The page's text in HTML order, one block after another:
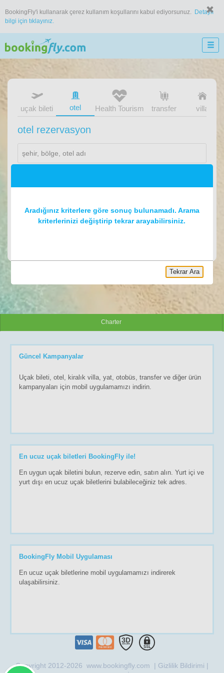
BookingFly'i kullanarak çerez kullanım koşullarını kabul ediyorsunuz.
Detaylı
bilgi için tıklayınız.
uçak bileti otel transfer villa
Health Tourism
otel rezervasyon
1 oda 2 konuk
Charter
Güncel Kampanyalar
Uçak bileti, otel, kiralık villa, yat, otobüs, transfer ve diğer ürün
kampanyaları için mobil uygulamamızı indirin.
En ucuz uçak biletleri BookingFly ile!
En uygun uçak biletini bulun, rezerve edin, satın alın. Yurt içi ve
yurt dışı en ucuz uçak biletlerini bulabileceğiniz tek adres.
BookingFly Mobil Uygulaması
En ucuz uçak biletlerine mobil uygulamamızı indirerek
ulaşabilirsiniz.
Copyright 2012-2026 www.bookingfly.com | Gizlilik Bildirimi |
Aradığınız kriterlere göre sonuç bulunamadı. Arama
kriterlerinizi değiştirip tekrar arayabilirsiniz.
Tekrar Ara